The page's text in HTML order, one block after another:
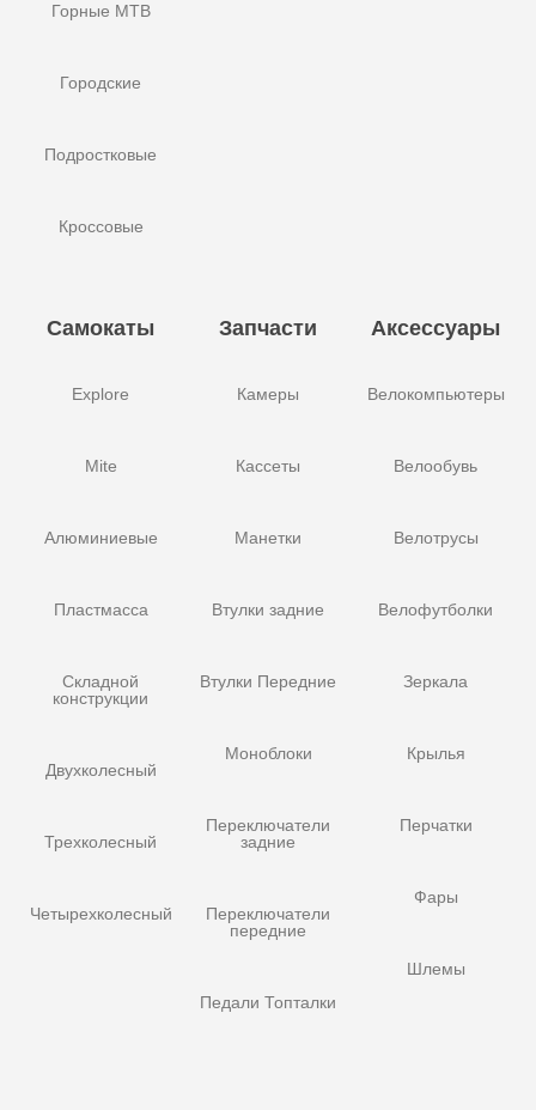
Горные MTB
Городские
Подростковые
Кроссовые
Самокаты
Explore
Mite
Алюминиевые
Пластмасса
Складной
конструкции
Двухколесный
Трехколесный
Четырехколесный
Запчасти
Камеры
Кассеты
Манетки
Втулки задние
Втулки Передние
Моноблоки
Переключатели
задние
Переключатели
передние
Педали Топталки
Аксессуары
Велокомпьютеры
Велообувь
Велотрусы
Велофутболки
Зеркала
Крылья
Перчатки
Фары
Шлемы